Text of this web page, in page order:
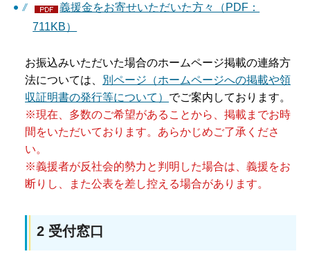
義援金をお寄せいただいた方々（PDF：
711KB）
お振込みいただいた場合のホームページ掲載の連絡方
法については、
別ページ（ホームページへの掲載や領
収証明書の発行等について） でご案内しております。
※現在、多数のご希望があることから、掲載までお時
間をいただいております。あらかじめご了承くださ
い。
※義援者が反社会的勢力と判明した場合は、義援をお
断りし、また公表を差し控える場合があります。
2 受付窓口